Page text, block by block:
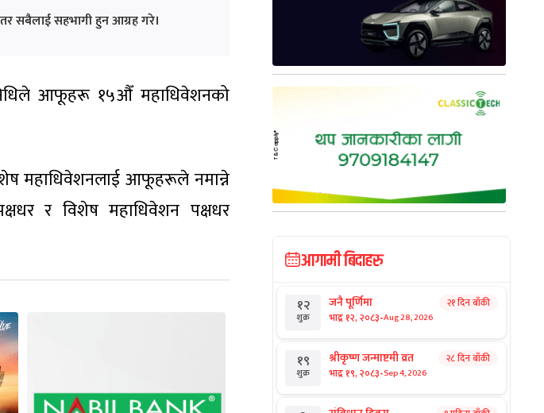
सबैलाई सहभागी हुन आग्रह गरे।
आफूहरू १५औँ महाधिवेशनको
महाधिवेशनलाई आफूहरूले नमान्ने
र विशेष महाधिवेशन पक्षधर
आगामी बिदाहरु
१२
शुक्र
जनै पूर्णिमा
भाद्र १२, २०८३-Aug 28, 2026
२१ दिन बाँकी
१९
शुक्र
श्रीकृष्ण जन्माष्टमी व्रत
भाद्र १९, २०८३-Sep 4, 2026
२८ दिन बाँकी